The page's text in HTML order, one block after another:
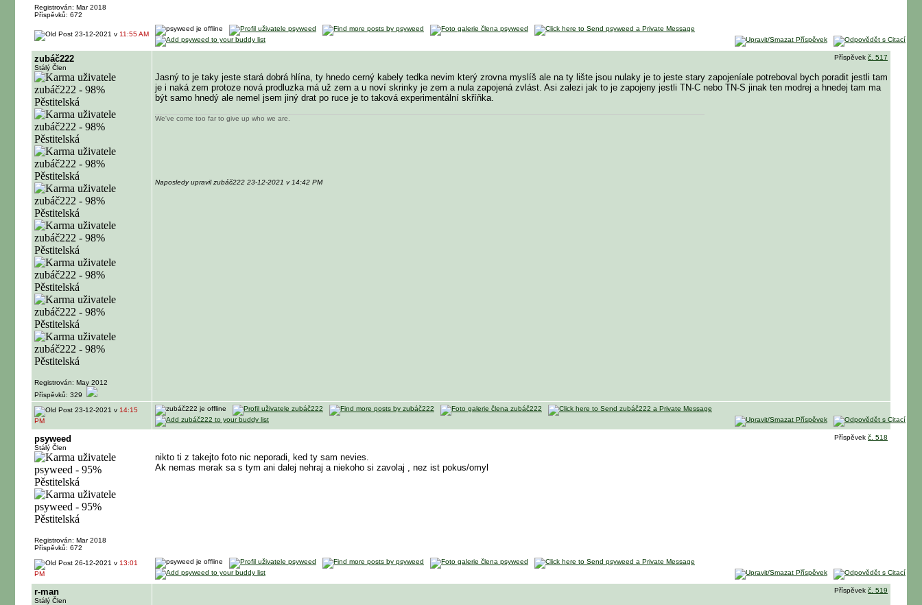
Registrován: Mar 2018
Příspěvků: 672
23-12-2021 v 11:55 AM
zubáč222
Stálý Člen
Registrován: May 2012
Příspěvků: 329
Příspěvek č. 517
Jasný to je taky jeste stará dobrá hlína, ty hnedo cerný kabely tedka nevim který zrovna myslíš ale na ty lište jsou nulaky je to jeste stary zapojeníale potreboval bych poradit jestli tam
je i naká zem protoze nová prodluzka má už zem a u noví skrinky je zem a nula zapojená zvlást. Asi zalezi jak to je zapojeny jestli TN-C nebo TN-S jinak ten modrej a hnedej tam ma
být samo hnedý ale nemel jsem jiný drat po ruce je to taková experimentální skříňka.
We've come too far to give up who we are.
Naposledy upravil zubáč222 23-12-2021 v 14:42 PM
23-12-2021 v 14:15
PM
psyweed
Stálý Člen
Registrován: Mar 2018
Příspěvků: 672
Příspěvek č. 518
nikto ti z takejto foto nic neporadi, ked ty sam nevies.
Ak nemas merak sa s tym ani dalej nehraj a niekoho si zavolaj , nez ist pokus/omyl
26-12-2021 v 13:01
PM
r-man
Stálý Člen
Příspěvek č. 519